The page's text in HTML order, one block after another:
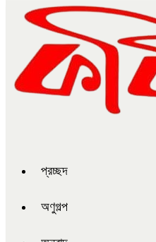
প্রচ্ছদ
অণুগল্প